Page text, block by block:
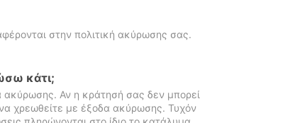
στην πολιτική ακύρωσης σας.
κάτι;
Αν η κράτησή σας δεν μπορεί
χρεωθείτε με έξοδα ακύρωσης. Τυχόν